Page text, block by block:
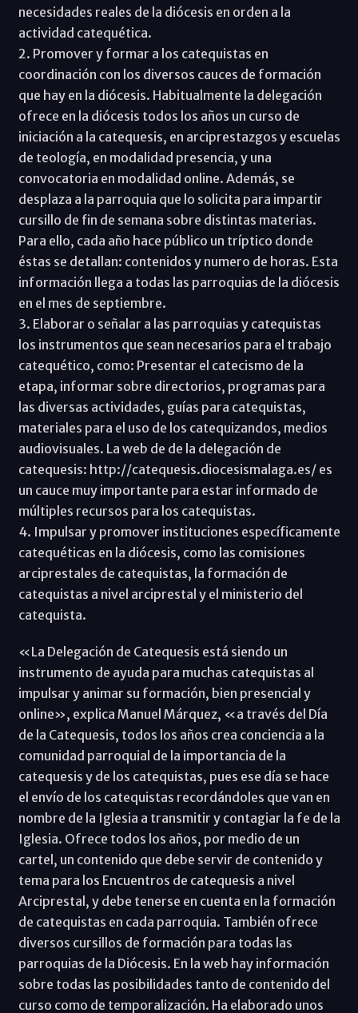
necesidades reales de la diócesis en orden a la
actividad catequética.
2. Promover y formar a los catequistas en
coordinación con los diversos cauces de formación
que hay en la diócesis. Habitualmente la delegación
ofrece en la diócesis todos los años un curso de
iniciación a la catequesis, en arciprestazgos y escuelas
de teología, en modalidad presencia, y una
convocatoria en modalidad online. Además, se
desplaza a la parroquia que lo solicita para impartir
cursillo de fin de semana sobre distintas materias.
Para ello, cada año hace público un tríptico donde
éstas se detallan: contenidos y numero de horas. Esta
información llega a todas las parroquias de la diócesis
en el mes de septiembre.
3. Elaborar o señalar a las parroquias y catequistas
los instrumentos que sean necesarios para el trabajo
catequético, como: Presentar el catecismo de la
etapa, informar sobre directorios, programas para
las diversas actividades, guías para catequistas,
materiales para el uso de los catequizandos, medios
audiovisuales. La web de de la delegación de
catequesis: http://catequesis.diocesismalaga.es/ es
un cauce muy importante para estar informado de
múltiples recursos para los catequistas.
4. Impulsar y promover instituciones específicamente
catequéticas en la diócesis, como las comisiones
arciprestales de catequistas, la formación de
catequistas a nivel arciprestal y el ministerio del
catequista.
«La Delegación de Catequesis está siendo un
instrumento de ayuda para muchas catequistas al
impulsar y animar su formación, bien presencial y
online», explica Manuel Márquez, «a través del Día
de la Catequesis, todos los años crea conciencia a la
comunidad parroquial de la importancia de la
catequesis y de los catequistas, pues ese día se hace
el envío de los catequistas recordándoles que van en
nombre de la Iglesia a transmitir y contagiar la fe de la
Iglesia. Ofrece todos los años, por medio de un
cartel, un contenido que debe servir de contenido y
tema para los Encuentros de catequesis a nivel
Arciprestal, y debe tenerse en cuenta en la formación
de catequistas en cada parroquia. También ofrece
diversos cursillos de formación para todas las
parroquias de la Diócesis. En la web hay información
sobre todas las posibilidades tanto de contenido del
curso como de temporalización. Ha elaborado unos